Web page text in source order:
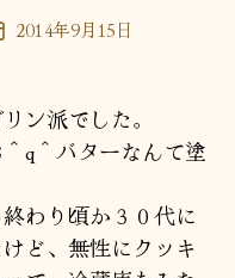
2014年9月15日
ン派でした。
q＾バターなんて塗
わり頃か３０代に
ど、無性にクッキ